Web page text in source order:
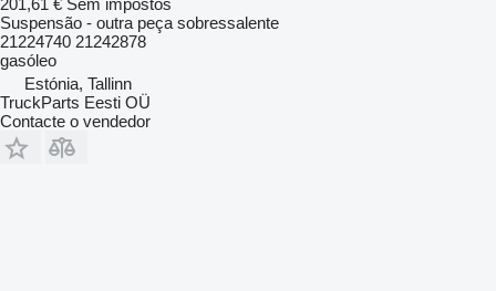
Suspensão - outra peça sobressalente
21224740 21242878
gasóleo
Estónia, Tallinn
TruckParts Eesti OÜ
Contacte o vendedor